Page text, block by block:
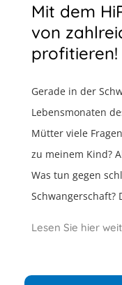
Mit dem
von
profitieren!
Gerade in der
Lebensmonaten
Mütter viele
zu meinem Kind?
Was tun gegen
Schwangerschaft?
Lesen Sie hier